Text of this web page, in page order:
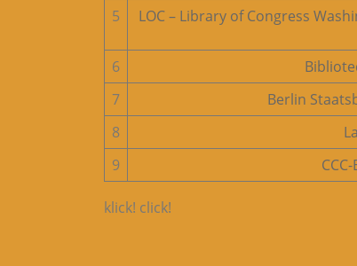
5
LOC – Library of Congress
6
7
Berlin
8
9
klick! click!